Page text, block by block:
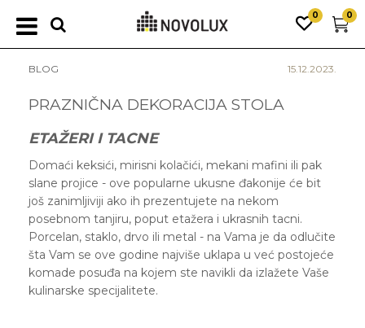
0
0
BLOG 15.12.2023.
PRAZNIČNA DEKORACIJA STOLA
ETAŽERI I TACNE
Domaći keksići, mirisni kolačići, mekani mafini ili pak
slane projice - ove popularne ukusne đakonije će bit
još zanimljiviji ako ih prezentujete na nekom
posebnom tanjiru, poput etažera i ukrasnih tacni.
Porcelan, staklo, drvo ili metal - na Vama je da odlučite
šta Vam se ove godine najviše uklapa u već postojeće
komade posuđa na kojem ste navikli da izlažete Vaše
kulinarske specijalitete.